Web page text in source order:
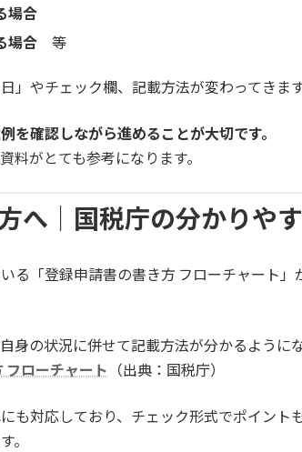
場合
場合 等
」やチェック欄、記載方法が変わってきます
を確認しながら進めることが大切です。
料がとても参考になります。
へ｜国税庁の分かりや
る「登録申請書の書き方 フローチャート」
身の状況に併せて記載方法が分かるようにな
フローチャート （出典：国税庁）
も対応しており、チェック形式でポイント
。